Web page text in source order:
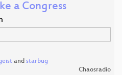
a Congress
and starbug
Chaosradio